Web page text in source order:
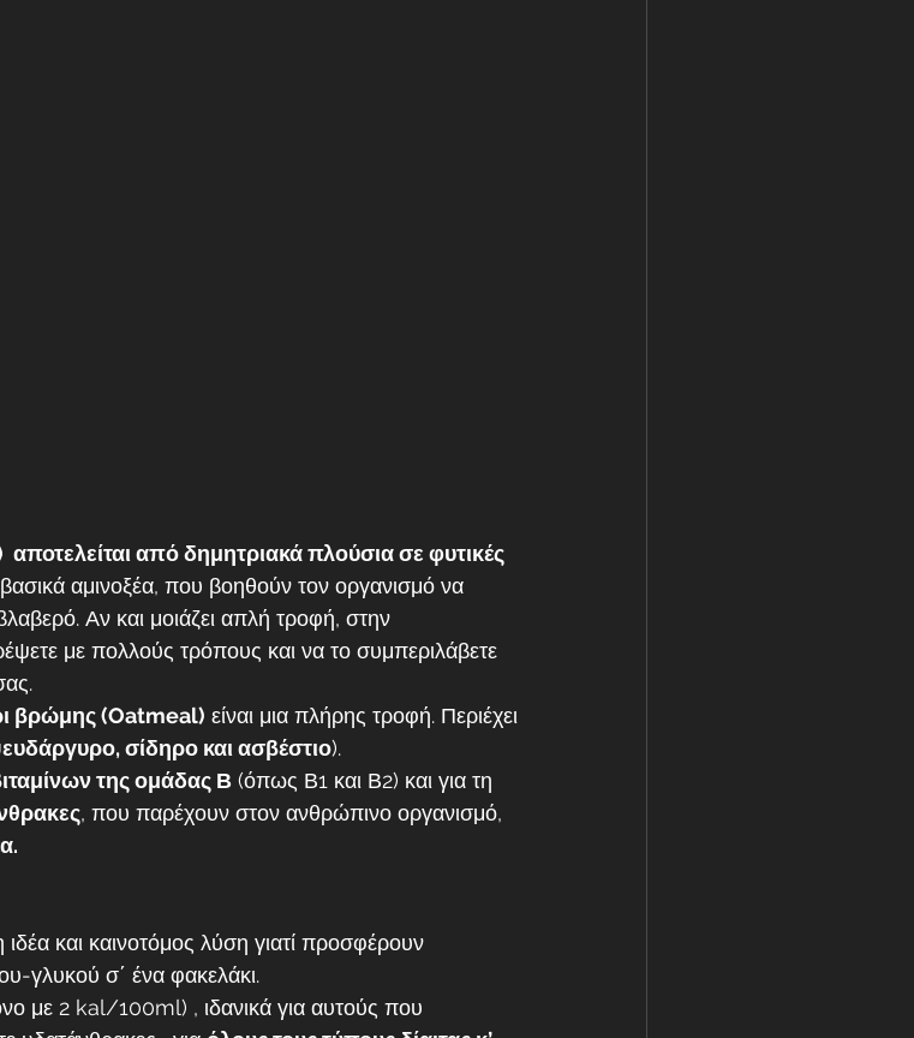
από δημητριακά πλούσια σε φυτικές
αμινοξέα, που βοηθούν τον οργανισμό να
Αν και μοιάζει απλή τροφή, στην
με πολλούς τρόπους και να το συμπεριλάβετε
βρώμης (Oatmeal) είναι μια πλήρης τροφή. Περιέχει
σίδηρο και ασβέστιο).
της ομάδας Β (όπως Β1 και Β2) και για τη
, που παρέχουν στον ανθρώπινο οργανισμό,
και καινοτόμος λύση γιατί προσφέρουν
γλυκού σ΄ ένα φακελάκι.
με 2 kal/100ml) , ιδανικά για αυτούς που